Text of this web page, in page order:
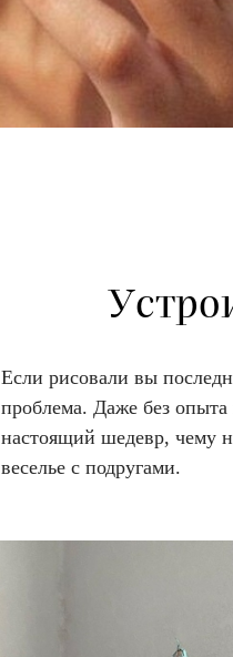
Если рисовали вы
проблема. Даже без
настоящий шедевр, чему
веселье с подругами.